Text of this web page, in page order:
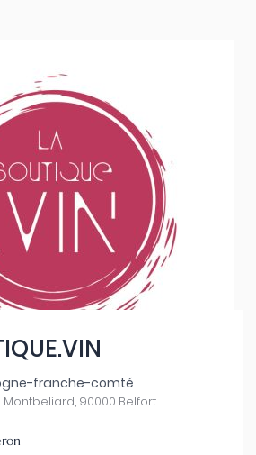
franche-comté
90000 Belfort